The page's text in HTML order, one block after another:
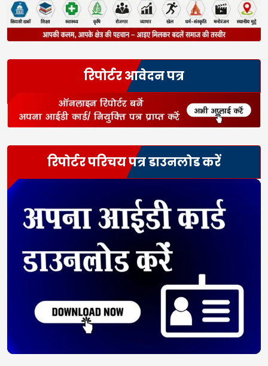
रिपोर्टर आवेदन पत्र
रिपोर्टर परिचय पत्र डाउनलोड करें